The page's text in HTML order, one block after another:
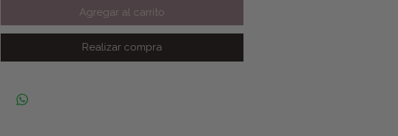
Agregar al carrito
Realizar compra